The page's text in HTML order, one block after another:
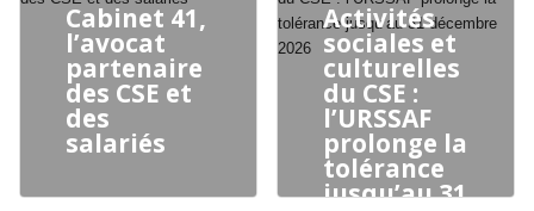
Cabinet 41,
l’avocat
partenaire
des CSE et
des
salariés
Activités
sociales et
culturelles
du CSE :
l’URSSAF
prolonge la
tolérance
jusqu’au 31